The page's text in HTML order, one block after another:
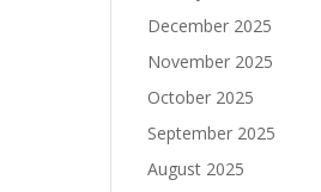
December 2025
November 2025
October 2025
September 2025
August 2025